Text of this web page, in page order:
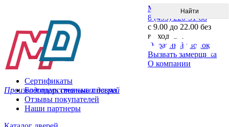
Производитель стальных дверей
Меню
8 (495) 220-51-88
с 9.00 до 22.00 без
выходных
Обратный звонок
Вызвать замерщика
О компании
Сертификаты
Благодарственные письма
Отзывы покупателей
Наши партнеры